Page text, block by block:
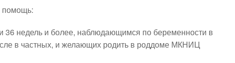
помощь:
недель и более, наблюдающимся по беременности в
в частных, и желающих родить в роддоме МКНИЦ